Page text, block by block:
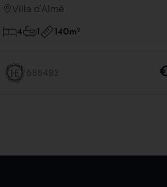
Villa d'Almè
4 1 140m2
585493